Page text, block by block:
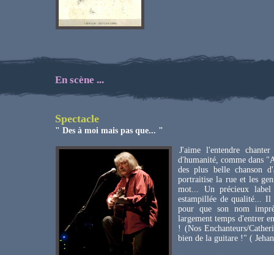
En scène ...
Spectacle
" Des à moi mais pas que... "
J'aime l'entendre
d'humanité, comme dans
des plus belle chanson
portraitise la rue et les
mot... Un précieux
estampillée de qualité... Il
pour que son nom
largement temps d'entrer
! (Nos Enchanteurs/
bien de la guitare !" (